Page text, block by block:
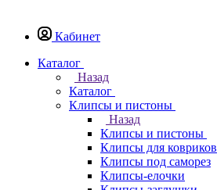
Кабинет
Каталог
Назад
Каталог
Клипсы и пистоны
Назад
Клипсы и пистоны
Клипсы для ковриков
Клипсы под саморез
Клипсы-елочки